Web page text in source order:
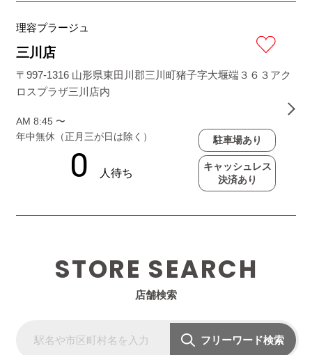
理容プラージュ
三川店
〒997-1316 山形県東田川郡三川町猪子字大堰端３６３アク
ロスプラザ三川店内
AM 8:45 〜
年中無休（正月三が日は除く）
駐車場あり
キャッシュレス
決済あり
STORE SEARCH
店舗検索
フリーワード検索